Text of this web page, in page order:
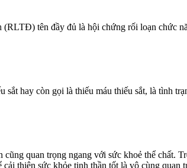
tên đầy đủ là hội chứng rối loạn chức
hay còn gọi là thiếu máu thiếu sắt, là tình
quan trọng ngang với sức khoẻ thể chất.
thiện sức khỏe tinh thần tốt là vô cùng